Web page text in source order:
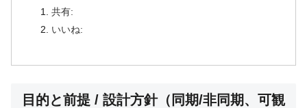
共有:
いいね:
目的と前提 / 設計方針（同期/非同期、可観